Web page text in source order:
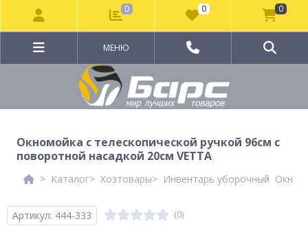
МЕНЮ
Окномойка с телескопической ручкой 96см с
поворотной насадкой 20см VETTA
Каталог Хозтовары Инвентарь уборочный
Артикул: 444-333 (0)
0 0 0